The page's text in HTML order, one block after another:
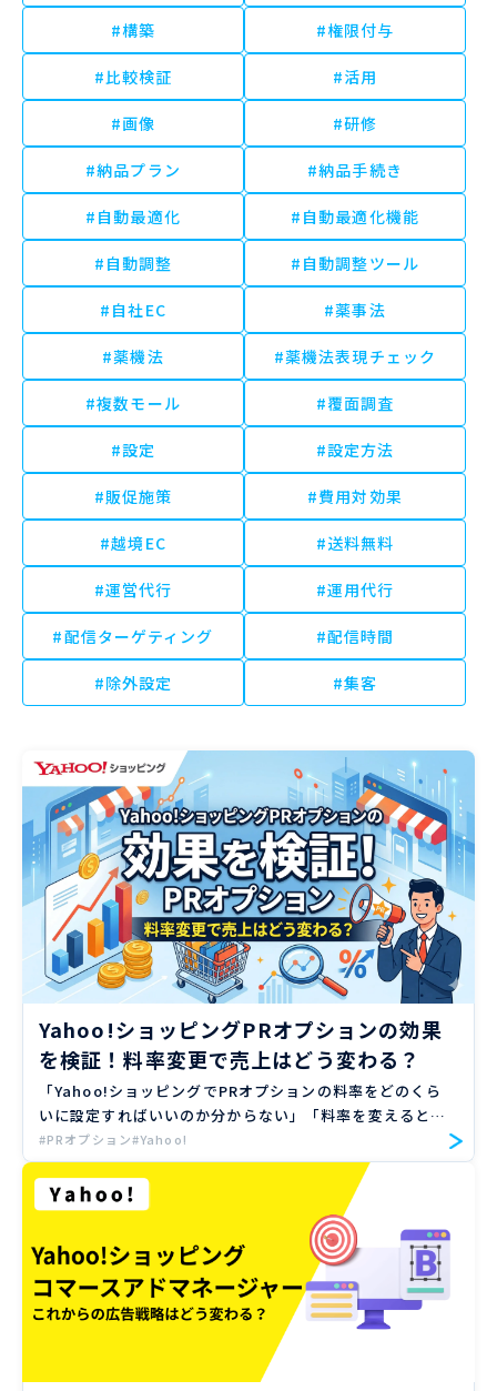
#構築 #権限付与
#比較検証 #活用
#画像 #研修
#納品プラン #納品手続き
#自動最適化 #自動最適化機能
#自動調整 #自動調整ツール
#自社EC #薬事法
#薬機法 #薬機法表現チェック
#複数モール #覆面調査
#設定 #設定方法
#販促施策 #費用対効果
#越境EC #送料無料
#運営代行 #運用代行
#配信ターゲティング #配信時間
#除外設定 #集客
Yahoo!ショッピングPRオプションの効果
を検証！料率変更で売上はどう変わる？
「Yahoo!ショッピングでPRオプションの料率をどのくら
いに設定すればいいのか分からない」「料率を変えると、
実際にどれくらい集客や売上に影響があるのだろう？」
——そんな疑問を抱えているEC店舗の運営担当者の方は多
いので […]
#PRオプション#Yahoo!